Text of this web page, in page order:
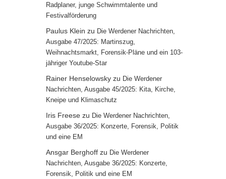
Radplaner, junge Schwimmtalente und
Festivalförderung
Paulus Klein zu Die Werdener Nachrichten,
Ausgabe 47/2025: Martinszug,
Weihnachtsmarkt, Forensik-Pläne und ein 103-
jähriger Youtube-Star
Rainer Henselowsky zu Die Werdener
Nachrichten, Ausgabe 45/2025: Kita, Kirche,
Kneipe und Klimaschutz
Iris Freese zu Die Werdener Nachrichten,
Ausgabe 36/2025: Konzerte, Forensik, Politik
und eine EM
Ansgar Berghoff zu Die Werdener
Nachrichten, Ausgabe 36/2025: Konzerte,
Forensik, Politik und eine EM